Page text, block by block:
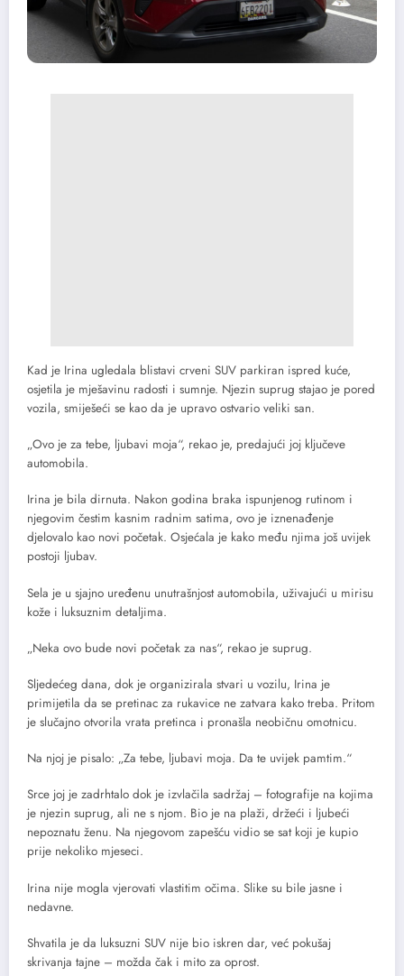
Kad je Irina ugledala blistavi crveni SUV parkiran ispred kuće,
osjetila je mješavinu radosti i sumnje. Njezin suprug stajao je pored
vozila, smiješeći se kao da je upravo ostvario veliki san.
„Ovo je za tebe, ljubavi moja“, rekao je, predajući joj ključeve
automobila.
Irina je bila dirnuta. Nakon godina braka ispunjenog rutinom i
njegovim čestim kasnim radnim satima, ovo je iznenađenje
djelovalo kao novi početak. Osjećala je kako među njima još uvijek
postoji ljubav.
Sela je u sjajno uređenu unutrašnjost automobila, uživajući u mirisu
kože i luksuznim detaljima.
„Neka ovo bude novi početak za nas“, rekao je suprug.
Sljedećeg dana, dok je organizirala stvari u vozilu, Irina je
primijetila da se pretinac za rukavice ne zatvara kako treba. Pritom
je slučajno otvorila vrata pretinca i pronašla neobičnu omotnicu.
Na njoj je pisalo: „Za tebe, ljubavi moja. Da te uvijek pamtim.“
Srce joj je zadrhtalo dok je izvlačila sadržaj – fotografije na kojima
je njezin suprug, ali ne s njom. Bio je na plaži, držeći i ljubeći
nepoznatu ženu. Na njegovom zapešću vidio se sat koji je kupio
prije nekoliko mjeseci.
Irina nije mogla vjerovati vlastitim očima. Slike su bile jasne i
nedavne.
Shvatila je da luksuzni SUV nije bio iskren dar, već pokušaj
skrivanja tajne – možda čak i mito za oprost.